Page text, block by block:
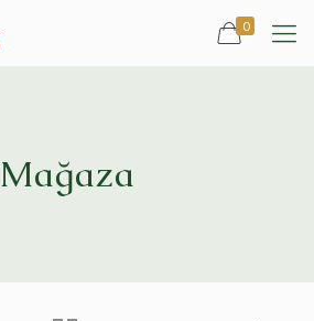
0
Mağaza